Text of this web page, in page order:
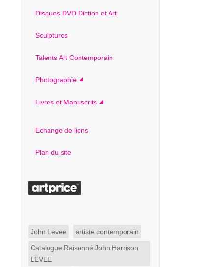
Disques DVD Diction et Art
Sculptures
Talents Art Contemporain
Photographie
Livres et Manuscrits
Echange de liens
Plan du site
John Levee artiste contemporain
Catalogue Raisonné John Harrison
LEVEE